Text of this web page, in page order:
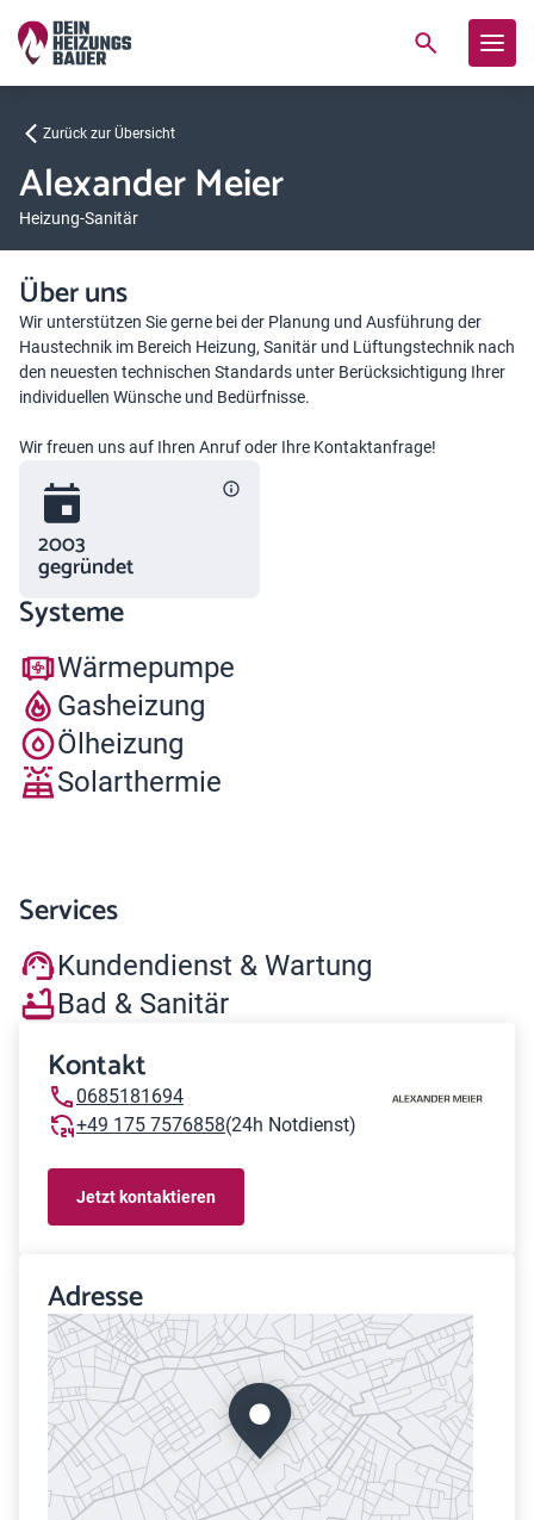
Zurück zur Übersicht
Alexander Meier
Heizung-Sanitär
Über uns
Wir unterstützen Sie gerne bei der Planung und Ausführung der
Haustechnik im Bereich Heizung, Sanitär und Lüftungstechnik nach
den neuesten technischen Standards unter Berücksichtigung Ihrer
individuellen Wünsche und Bedürfnisse.
Wir freuen uns auf Ihren Anruf oder Ihre Kontaktanfrage!
2003
gegründet
Systeme
Wärmepumpe
Gasheizung
Ölheizung
Solarthermie
Services
Kundendienst & Wartung
Bad & Sanitär
Kontakt
0685181694
+49 175 7576858(24h Notdienst)
Jetzt kontaktieren
Adresse